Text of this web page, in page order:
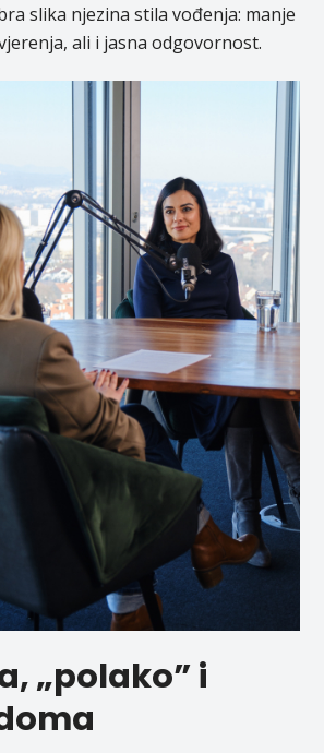
slika njezina stila vođenja: manje
ali i jasna odgovornost.
„polako” i